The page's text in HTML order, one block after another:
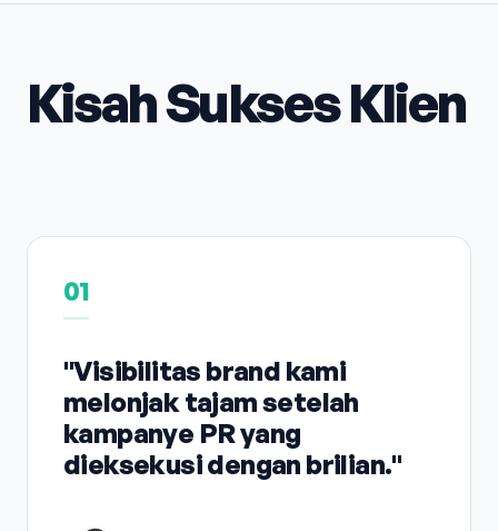
Kisah Sukses Klien
01
"Visibilitas brand kami
melonjak tajam setelah
kampanye PR yang
dieksekusi dengan brilian."